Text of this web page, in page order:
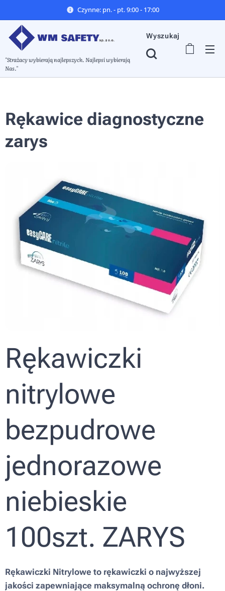
Czynne: pn. - pt. 9:00 - 17:00
"Strażacy wybierają najlepszych. Najlepsi wybierają
Nas."
Wyszukaj
Rękawice diagnostyczne
zarys
Rękawiczki
nitrylowe
bezpudrowe
jednorazowe
niebieskie
100szt. ZARYS
Rękawiczki Nitrylowe to rękawiczki o najwyższej
jakości zapewniające maksymalną ochronę dłoni.